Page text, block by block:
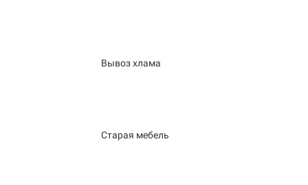
Вывоз хлама
Старая мебель